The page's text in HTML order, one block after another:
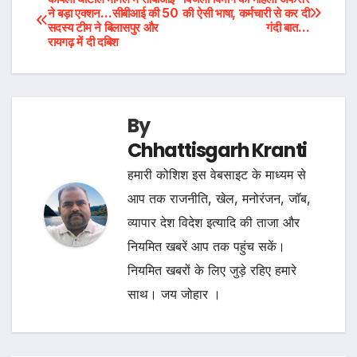
Post
navigation
की ऐसी भाषा, कर्मचारी से कर दी
गंदी बात…
ने बड़ा एक्शन…सीबीआई की 50
सदस्य टीम ने बिलासपुर और
रायगढ़ में दी दबिश
By
Chhattisgarh Kranti
हमारी कोशिश इस वेबसाइट के माध्यम से
आप तक राजनीति, खेल, मनोरंजन, जॉब,
व्यापार देश विदेश इत्यादि की ताजा और
नियमित खबरें आप तक पहुंच सकें।
नियमित खबरों के लिए जुड़े रहिए हमारे
साथ। जय जोहार ।